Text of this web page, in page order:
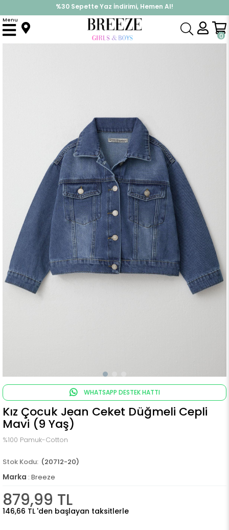
%30 Sepette Yaz İndirimi, Hemen Al!
İndirimlere ek %10 İndirimi Kap, Hemen Üye Ol!
0
Menu
Anasayfa Üst Giyim Ceket
WHATSAPP DESTEK HATTI
Kız Çocuk Jean Ceket Düğmeli Cepli
Mavi (9 Yaş)
%100 Pamuk-Cotton
(20712-20)
Marka : Breeze
879,99 TL
146,66 TL 'den başlayan taksitlerle